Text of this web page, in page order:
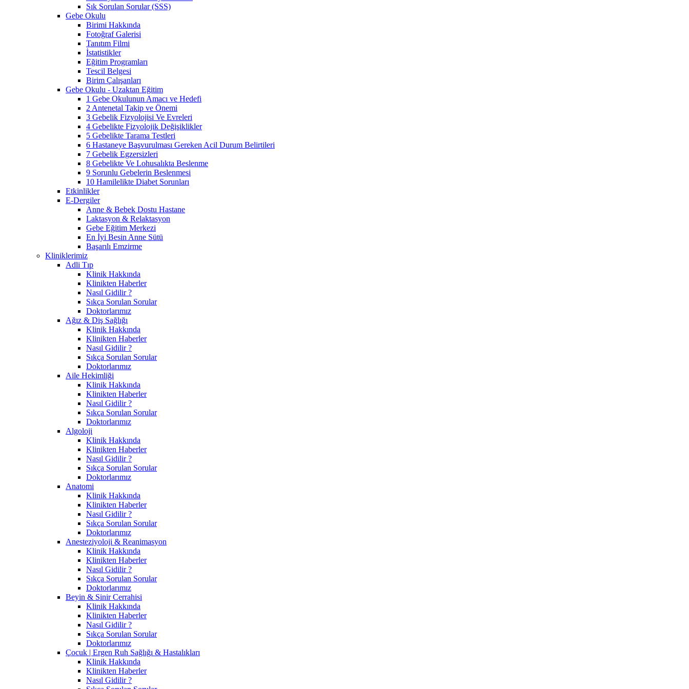
Sık Sorulan Sorular (SSS)
Gebe Okulu
Birimi Hakkında
Fotoğraf Galerisi
Tanıtım Filmi
İstatistikler
Eğitim Programları
Tescil Belgesi
Birim Çalışanları
Gebe Okulu - Uzaktan Eğitim
1 Gebe Okulunun Amacı ve Hedefi
2 Antenetal Takip ve Önemi
3 Gebelik Fizyolojisi Ve Evreleri
4 Gebelikte Fizyolojik Değişiklikler
5 Gebelikte Tarama Testleri
6 Hastaneye Başvurulması Gereken Acil Durum Belirtileri
7 Gebelik Egzersizleri
8 Gebelikte Ve Lohusalıkta Beslenme
9 Sorunlu Gebelerin Beslenmesi
10 Hamilelikte Diabet Sorunları
Etkinlikler
E-Dergiler
Anne & Bebek Dostu Hastane
Laktasyon & Relaktasyon
Gebe Eğitim Merkezi
En İyi Besin Anne Sütü
Başarılı Emzirme
Kliniklerimiz
Adli Tıp
Klinik Hakkında
Klinikten Haberler
Nasıl Gidilir ?
Sıkça Sorulan Sorular
Doktorlarımız
Ağız & Diş Sağlığı
Klinik Hakkında
Klinikten Haberler
Nasıl Gidilir ?
Sıkça Sorulan Sorular
Doktorlarımız
Aile Hekimliği
Klinik Hakkında
Klinikten Haberler
Nasıl Gidilir ?
Sıkça Sorulan Sorular
Doktorlarımız
Algoloji
Klinik Hakkında
Klinikten Haberler
Nasıl Gidilir ?
Sıkça Sorulan Sorular
Doktorlarımız
Anatomi
Klinik Hakkında
Klinikten Haberler
Nasıl Gidilir ?
Sıkça Sorulan Sorular
Doktorlarımız
Anesteziyoloji & Reanimasyon
Klinik Hakkında
Klinikten Haberler
Nasıl Gidilir ?
Sıkça Sorulan Sorular
Doktorlarımız
Beyin & Sinir Cerrahisi
Klinik Hakkında
Klinikten Haberler
Nasıl Gidilir ?
Sıkça Sorulan Sorular
Doktorlarımız
Çocuk | Ergen Ruh Sağlığı & Hastalıkları
Klinik Hakkında
Klinikten Haberler
Nasıl Gidilir ?